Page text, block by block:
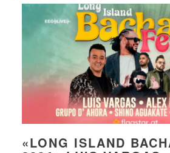
«LONG ISLAND